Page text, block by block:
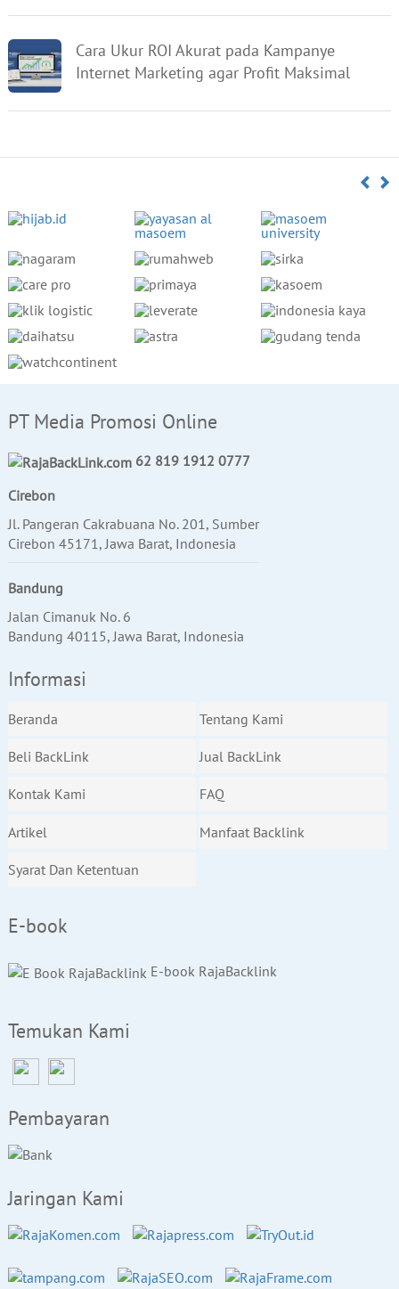
Cara Ukur ROI Akurat pada Kampanye
Internet Marketing agar Profit Maksimal
PT Media Promosi Online
62 819 1912 0777
Cirebon
Jl. Pangeran Cakrabuana No. 201, Sumber
Cirebon 45171, Jawa Barat, Indonesia
Bandung
Jalan Cimanuk No. 6
Bandung 40115, Jawa Barat, Indonesia
Informasi
Beranda Tentang Kami
Beli BackLink Jual BackLink
Kontak Kami FAQ
Artikel Manfaat Backlink
Syarat Dan Ketentuan
E-book
E-book RajaBacklink
Temukan Kami
Pembayaran
Jaringan Kami